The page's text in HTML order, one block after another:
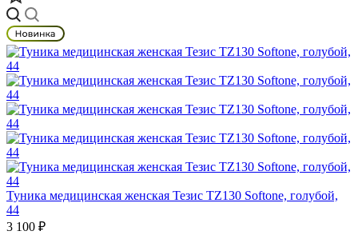
Туника медицинская женская Тезис TZ130 Softone, голубой,
44
3 100 ₽